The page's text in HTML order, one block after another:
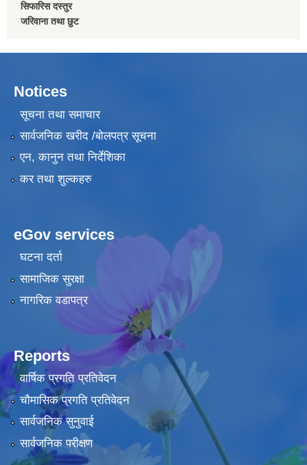
सिफारिस दस्तुर
जरिवाना तथा छुट
Notices
सूचना तथा समाचार
सार्वजनिक खरीद /बोलपत्र सूचना
एन, कानुन तथा निर्देशिका
कर तथा शुल्कहरु
eGov services
घटना दर्ता
सामाजिक सुरक्षा
नागरिक वडापत्र
Reports
वार्षिक प्रगति प्रतिवेदन
चौमासिक प्रगति प्रतिवेदन
सार्वजनिक सुनुवाई
सार्वजनिक परीक्षण